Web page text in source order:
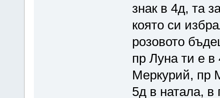
знак в 4д, та
която си
розовото
пр Луна ти е
Меркурий, пр
5д в натала, в